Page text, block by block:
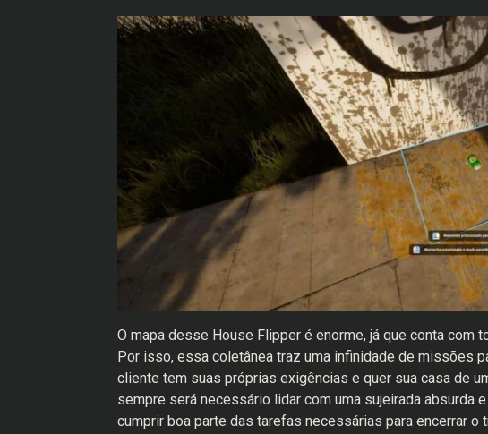
O mapa desse House Flipper é enorme, já que conta com
Por isso, essa coletânea traz uma infinidade de missões
cliente tem suas próprias exigências e quer sua casa de
sempre será necessário lidar com uma sujeirada absurda
cumprir boa parte das tarefas necessárias para encerrar o